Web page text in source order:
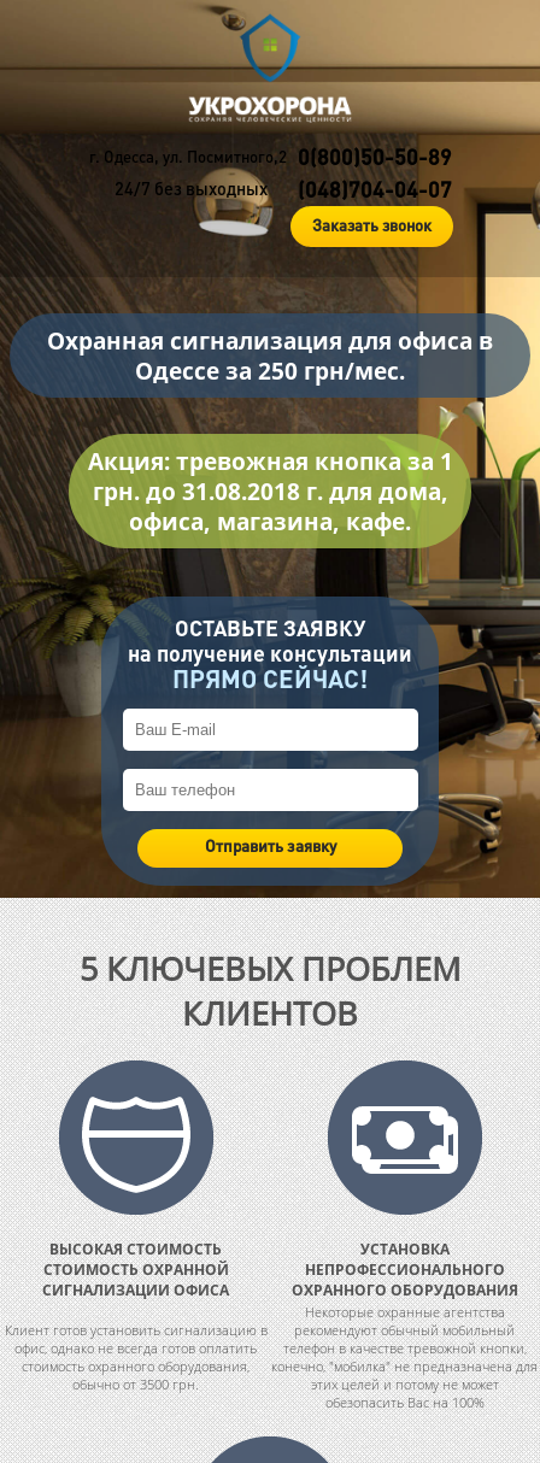
г. Одесса, ул. Посмитного,2 0(800)50-50-89
24/7 без выходных (048)704-04-07
Заказать звонок
Охранная сигнализация для офиса в
Одессе за 250 грн/мес.
Акция: тревожная кнопка за 1
грн. до 31.08.2018 г. для дома,
офиса, магазина, кафе.
ОСТАВЬТЕ ЗАЯВКУ
на получение консультации
ПРЯМО СЕЙЧАС!
5 КЛЮЧЕВЫХ ПРОБЛЕМ
КЛИЕНТОВ
ВЫСОКАЯ СТОИМОСТЬ
СТОИМОСТЬ ОХРАННОЙ
СИГНАЛИЗАЦИИ ОФИСА
УСТАНОВКА
НЕПРОФЕССИОНАЛЬНОГО
ОХРАННОГО ОБОРУДОВАНИЯ
Клиент готов установить сигнализацию в
офис, однако не всегда готов оплатить
стоимость охранного оборудования,
обычно от 3500 грн.
Некоторые охранные агентства
рекомендуют обычный мобильный
телефон в качестве тревожной кнопки,
конечно, "мобилка" не предназначена для
этих целей и потому не может
обезопасить Вас на 100%